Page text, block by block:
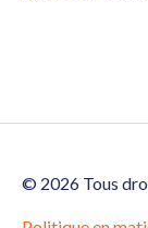
© 2026 Tous